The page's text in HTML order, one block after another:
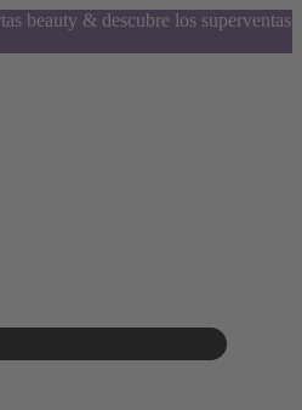
beauty & descubre los superventas